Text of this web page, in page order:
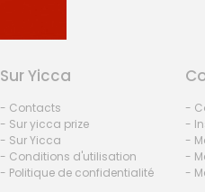
Sur Yicca
- Contacts
- Sur yicca prize
- Sur Yicca
- Conditions d'utilisation
- Politique de confidentialité
-
-
-
-
-